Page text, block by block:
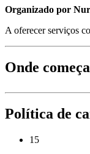
Organizado por
A oferecer serviços
Onde
Política de
15